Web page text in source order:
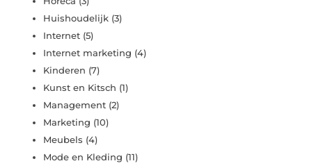
Huishoudelijk (3)
Internet (5)
Internet marketing (4)
Kinderen (7)
Kunst en Kitsch (1)
Management (2)
Marketing (10)
Meubels (4)
Mode en Kleding (11)